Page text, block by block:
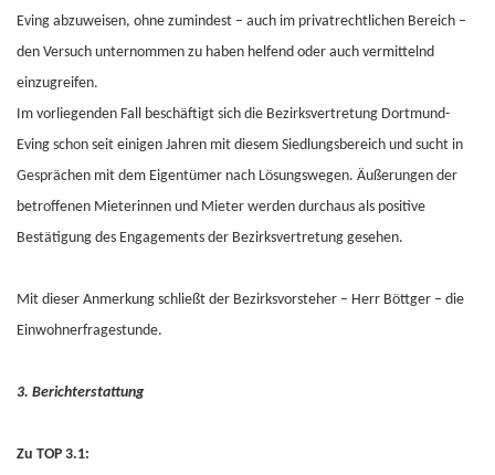
Eving abzuweisen, ohne zumindest – auch im privatrechtlichen Bereich –
den Versuch unternommen zu haben helfend oder auch vermittelnd
einzugreifen.
Im vorliegenden Fall beschäftigt sich die Bezirksvertretung Dortmund-
Eving schon seit einigen Jahren mit diesem Siedlungsbereich und sucht in
Gesprächen mit dem Eigentümer nach Lösungswegen. Äußerungen der
betroffenen Mieterinnen und Mieter werden durchaus als positive
Bestätigung des Engagements der Bezirksvertretung gesehen.
Mit dieser Anmerkung schließt der Bezirksvorsteher – Herr Böttger – die
Einwohnerfragestunde.
3. Berichterstattung
Zu TOP 3.1: